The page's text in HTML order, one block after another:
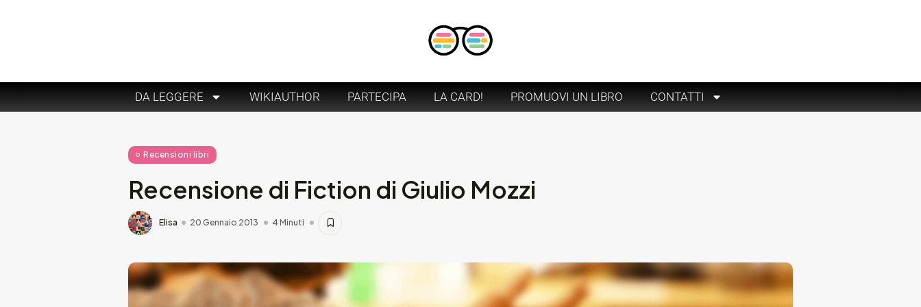
DA LEGGERE WIKIAUTHOR PARTECIPA LA CARD! PROMUOVI UN LIBRO CONTATTI
Recensioni libri
Recensione di Fiction di Giulio Mozzi
Elisa 20 Gennaio 2013 4 Minuti